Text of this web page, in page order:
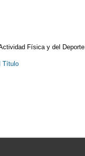
Física y del Deporte
Título